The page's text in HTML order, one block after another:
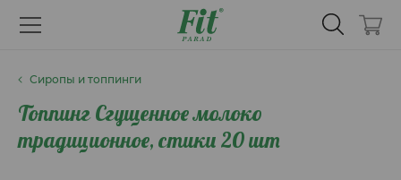
Сиропы и топпинги
Топпинг Сгущенное молоко
традиционное, стики 20 шт